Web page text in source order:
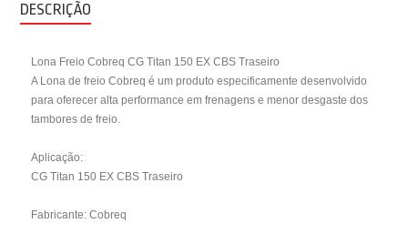
DESCRIÇÃO
Lona Freio Cobreq CG Titan 150 EX CBS Traseiro
A Lona de freio Cobreq é um produto especificamente desenvolvido
para oferecer alta performance em frenagens e menor desgaste dos
tambores de freio.
Aplicação:
CG Titan 150 EX CBS Traseiro
Fabricante: Cobreq